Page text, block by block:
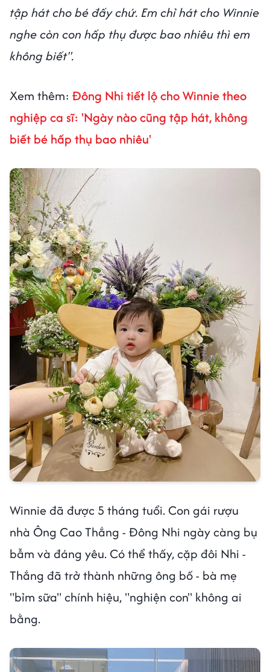
tập hát cho bé đấy chứ. Em chỉ hát cho Winnie
nghe còn con hấp thụ được bao nhiêu thì em
không biết".
Xem thêm: Đông Nhi tiết lộ cho Winnie theo
nghiệp ca sĩ: 'Ngày nào cũng tập hát, không
biết bé hấp thụ bao nhiêu'
Winnie đã được 5 tháng tuổi. Con gái rượu
nhà Ông Cao Thắng - Đông Nhi ngày càng bụ
bẫm và đáng yêu. Có thể thấy, cặp đôi Nhi -
Thắng đã trở thành những ông bố - bà mẹ
"bỉm sữa" chính hiệu, "nghiện con" không ai
bằng.